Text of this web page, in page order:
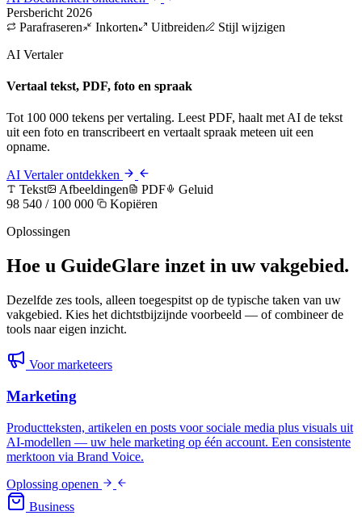
Persbericht 2026
Parafraseren
Inkorten Uitbreiden
Stijl wijzigen
AI Vertaler
Vertaal tekst, PDF, foto en spraak
Tot 100 000 tekens per vertaling. Leest PDF, haalt met AI de tekst
uit een foto en transcribeert en vertaalt spraak meteen uit een
opname.
AI Vertaler ontdekken
Tekst
Afbeeldingen PDF
Geluid
98 540 / 100 000
Kopiëren
Oplossingen
Hoe u GuideGlare inzet in uw vakgebied.
Dezelfde zes tools, alleen toegespitst op de typische taken van uw
vakgebied. Kies het dichtstbijzijnde voorbeeld — of combineer de
tools naar eigen inzicht.
Voor marketeers
Marketing
Productteksten, artikelen en posts voor sociale media plus visuals uit
AI-modellen — uw hele marketing op één account. Een consistente
merktoon via Brand Voice.
Oplossing openen
Business